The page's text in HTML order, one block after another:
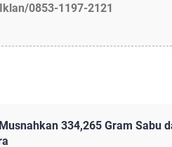
0853-1197-2121
334,265 Gram Sabu